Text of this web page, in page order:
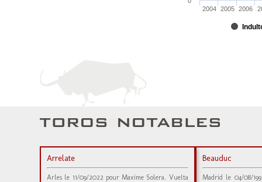
2004 2005 2006
Arrelate
Arles le 11/09/2022 pour Maxime Solera. Vuelta
Beauduc
Madrid le 04/08/